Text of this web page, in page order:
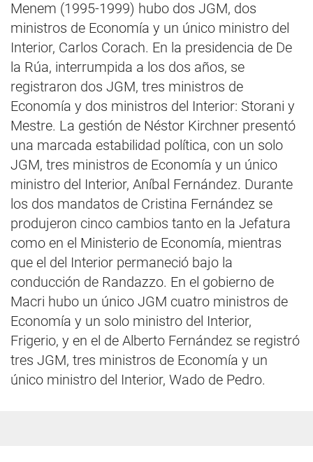
Menem (1995-1999) hubo dos JGM, dos
ministros de Economía y un único ministro del
Interior, Carlos Corach. En la presidencia de De
la Rúa, interrumpida a los dos años, se
registraron dos JGM, tres ministros de
Economía y dos ministros del Interior: Storani y
Mestre. La gestión de Néstor Kirchner presentó
una marcada estabilidad política, con un solo
JGM, tres ministros de Economía y un único
ministro del Interior, Aníbal Fernández. Durante
los dos mandatos de Cristina Fernández se
produjeron cinco cambios tanto en la Jefatura
como en el Ministerio de Economía, mientras
que el del Interior permaneció bajo la
conducción de Randazzo. En el gobierno de
Macri hubo un único JGM cuatro ministros de
Economía y un solo ministro del Interior,
Frigerio, y en el de Alberto Fernández se registró
tres JGM, tres ministros de Economía y un
único ministro del Interior, Wado de Pedro.